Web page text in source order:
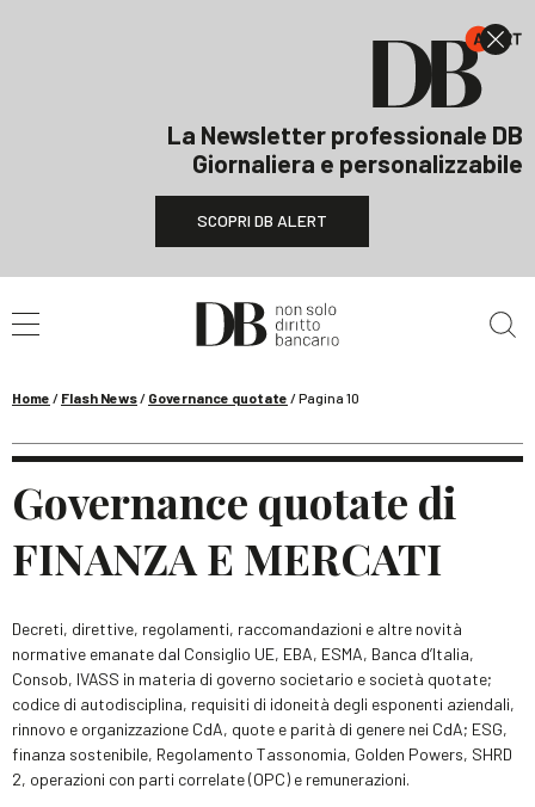
La Newsletter professionale DB
Giornaliera e personalizzabile
SCOPRI DB ALERT
Home / Flash News/ Governance quotate /Pagina 10
Governance quotate di
FINANZA E MERCATI
Decreti, direttive, regolamenti, raccomandazioni e altre novità
normative emanate dal Consiglio UE, EBA, ESMA, Banca d’Italia,
Consob, IVASS in materia di governo societario e società quotate;
codice di autodisciplina, requisiti di idoneità degli esponenti aziendali,
rinnovo e organizzazione CdA, quote e parità di genere nei CdA; ESG,
finanza sostenibile, Regolamento Tassonomia, Golden Powers, SHRD
2, operazioni con parti correlate (OPC) e remunerazioni.